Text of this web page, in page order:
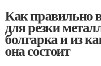
Как правильно
для резки
болгарка и из
она состоит